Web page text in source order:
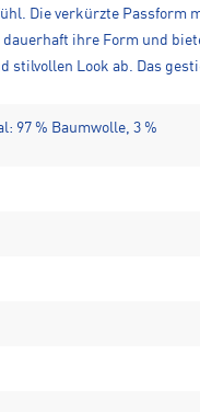
Die verkürzte
ihre Form und
Look ab. Das
97 % Baumwolle, 3 %